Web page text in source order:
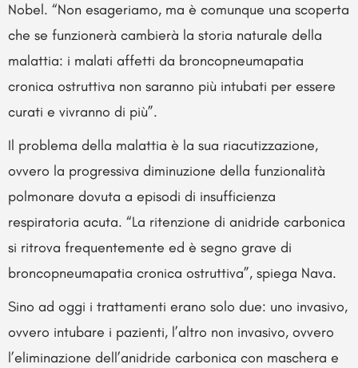
Nobel. “Non esageriamo, ma è comunque una scoperta
che se funzionerà cambierà la storia naturale della
malattia: i malati affetti da broncopneumapatia
cronica ostruttiva non saranno più intubati per essere
curati e vivranno di più”.
Il problema della malattia è la sua riacutizzazione,
ovvero la progressiva diminuzione della funzionalità
polmonare dovuta a episodi di insufficienza
respiratoria acuta. “La ritenzione di anidride carbonica
si ritrova frequentemente ed è segno grave di
broncopneumapatia cronica ostruttiva”, spiega Nava.
Sino ad oggi i trattamenti erano solo due: uno invasivo,
ovvero intubare i pazienti, l’altro non invasivo, ovvero
l’eliminazione dell’anidride carbonica con maschera e